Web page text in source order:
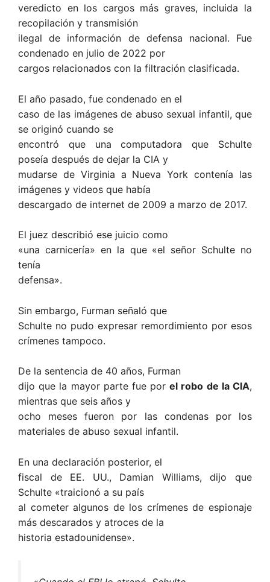
veredicto en los cargos más graves, incluida la
recopilación y transmisión
ilegal de información de defensa nacional. Fue
condenado en julio de 2022 por
cargos relacionados con la filtración clasificada.
El año pasado, fue condenado en el
caso de las imágenes de abuso sexual infantil, que
se originó cuando se
encontró que una computadora que Schulte
poseía después de dejar la CIA y
mudarse de Virginia a Nueva York contenía las
imágenes y videos que había
descargado de internet de 2009 a marzo de 2017.
El juez describió ese juicio como
«una carnicería» en la que «el señor Schulte no
tenía
defensa».
Sin embargo, Furman señaló que
Schulte no pudo expresar remordimiento por esos
crímenes tampoco.
De la sentencia de 40 años, Furman
dijo que la mayor parte fue porel robo de la CIA,
mientras que seis años y
ocho meses fueron por las condenas por los
materiales de abuso sexual infantil.
En una declaración posterior, el
fiscal de EE. UU., Damian Williams, dijo que
Schulte «traicionó a su país
al cometer algunos de los crímenes de espionaje
más descarados y atroces de la
historia estadounidense».